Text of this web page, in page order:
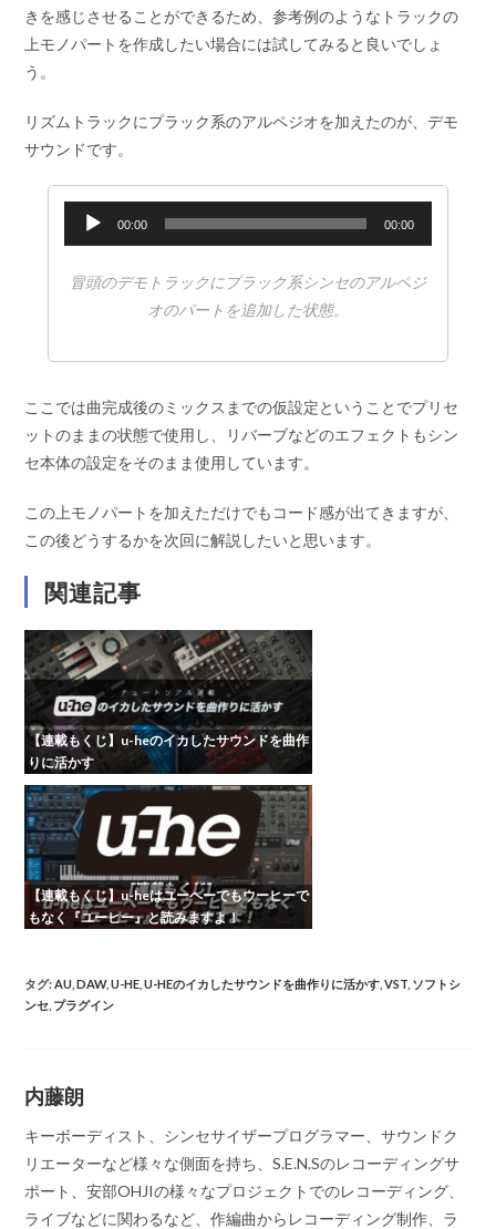
きを感じさせることができるため、参考例のようなトラックの
上モノパートを作成したい場合には試してみると良いでしょ
う。
リズムトラックにプラック系のアルペジオを加えたのが、デモ
サウンドです。
音
声
00:00 00:00
冒頭のデモトラックにプラック系シンセのアルペジ
オのパートを追加した状態。
ここでは曲完成後のミックスまでの仮設定ということでプリセ
ットのままの状態で使用し、リバーブなどのエフェクトもシン
セ本体の設定をそのまま使用しています。
この上モノパートを加えただけでもコード感が出てきますが、
この後どうするかを次回に解説したいと思います。
関連記事
【連載もくじ】u-heのイカしたサウンドを曲作
りに活かす
【連載もくじ】u-heはユーヘーでもウーヒーで
もなく『ユーヒー』と読みますよ！
タグ:AU DAW, U-HE U-HEのイカしたサウンドを曲作りに活かす VST ソフトシ
ンセ プラグイン
内藤朗
キーボーディスト、シンセサイザープログラマー、サウンドク
リエーターなど様々な側面を持ち、S.E.N.Sのレコーディングサ
ポート、安部OHJIの様々なプロジェクトでのレコーディング、
ライブなどに関わるなど、作編曲からレコーディング制作、ラ